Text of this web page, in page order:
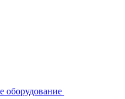
оборудование